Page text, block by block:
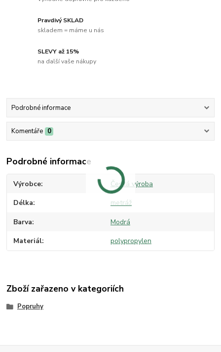
Pravdivý SKLAD
skladem = máme u nás
SLEVY až 15%
na další vaše nákupy
Podrobné informace
Komentáře 0
Podrobné informace
Výrobce Česká výroba
Délka metráž
Barva Modrá
Materiál polypropylen
Zboží zařazeno v kategoriích
Popruhy